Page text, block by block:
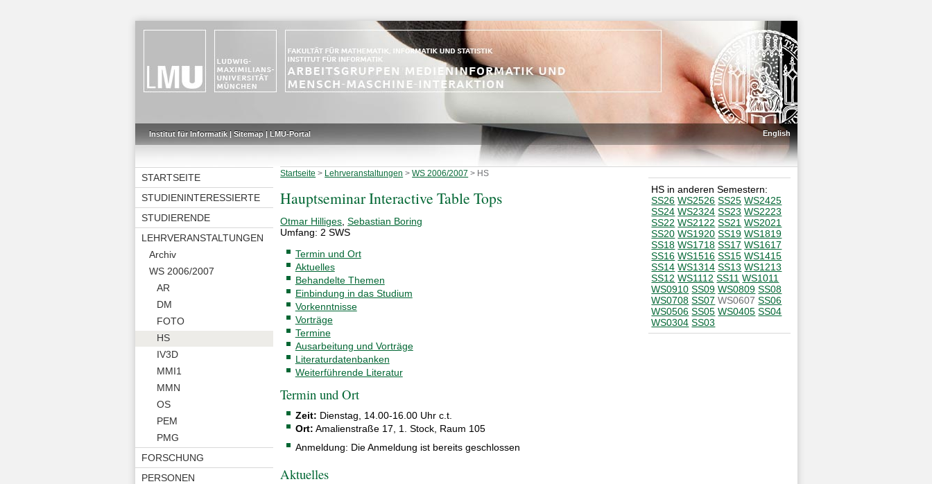
Institut für Informatik| Sitemap| LMU-Portal English
STARTSEITE
STUDIENINTERESSIERTE
STUDIERENDE
LEHRVERANSTALTUNGEN
Archiv
WS 2006/2007
AR
DM
FOTO
HS
IV3D
MMI1
MMN
OS
PEM
PMG
FORSCHUNG
PERSONEN
HS in anderen Semestern:
SS26 WS2526 SS25 WS2425
SS24 WS2324 SS23 WS2223
SS22 WS2122 SS21 WS2021
SS20 WS1920 SS19 WS1819
SS18 WS1718 SS17 WS1617
SS16 WS1516 SS15 WS1415
SS14 WS1314 SS13 WS1213
SS12 WS1112 SS11 WS1011
WS0910 SS09 WS0809 SS08
WS0708 SS07 WS0607 SS06
WS0506 SS05 WS0405 SS04
WS0304 SS03
Startseite > Lehrveranstaltungen >WS 2006/2007 > HS
Hauptseminar Interactive Table Tops
Otmar Hilliges,Sebastian Boring
Umfang: 2 SWS
Termin und Ort
Aktuelles
Behandelte Themen
Einbindung in das Studium
Vorkenntnisse
Vorträge
Termine
Ausarbeitung und Vorträge
Literaturdatenbanken
Weiterführende Literatur
Termin und Ort
Zeit: Dienstag, 14.00-16.00 Uhr c.t.
Ort: Amalienstraße 17, 1. Stock, Raum 105
Anmeldung: Die Anmeldung ist bereits geschlossen
Aktuelles